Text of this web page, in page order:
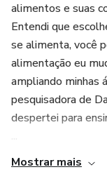
alimentos e suas
Entendi que
se alimenta, você
alimentação eu
ampliando minhas
pesquisadora de
despertei para
Mostrar mais